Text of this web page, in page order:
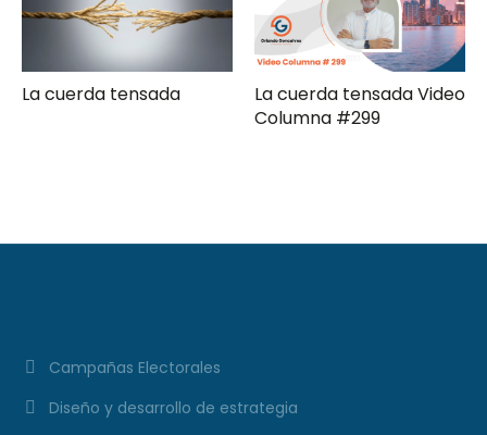
La cuerda tensada Video
Gerencia de campaña
moderna Clave ComPol
Campañas Electorales
Diseño y desarrollo de estrategia